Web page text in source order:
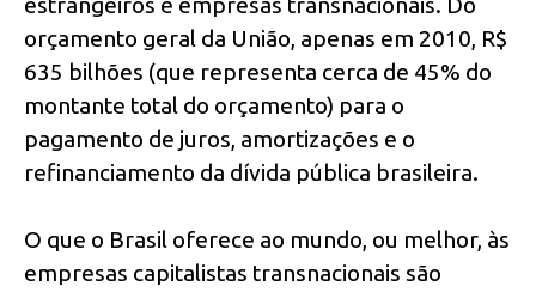
orçamento geral da União, apenas em 2010, R$
635 bilhões (que representa cerca de 45% do
montante total do orçamento) para o
pagamento de juros, amortizações e o
refinanciamento da dívida pública brasileira.
O que o Brasil oferece ao mundo, ou melhor, às
empresas capitalistas transnacionais são